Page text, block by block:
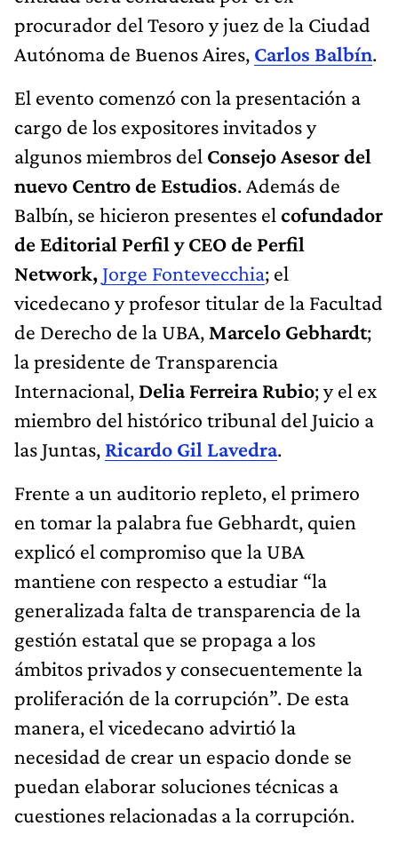
procurador del Tesoro y juez de la Ciudad
Autónoma de Buenos Aires, Carlos Balbín.
El evento comenzó con la presentación a
cargo de los expositores invitados y
algunos miembros del Consejo Asesor del
nuevo Centro de Estudios. Además de
Balbín, se hicieron presentes el cofundador
de Editorial Perfil y CEO de Perfil
Network, Jorge Fontevecchia; el
vicedecano y profesor titular de la Facultad
de Derecho de la UBA, Marcelo Gebhardt;
la presidente de Transparencia
Internacional, Delia Ferreira Rubio; y el ex
miembro del histórico tribunal del Juicio a
las Juntas, Ricardo Gil Lavedra.
Frente a un auditorio repleto, el primero
en tomar la palabra fue Gebhardt, quien
explicó el compromiso que la UBA
mantiene con respecto a estudiar “la
generalizada falta de transparencia de la
gestión estatal que se propaga a los
ámbitos privados y consecuentemente la
proliferación de la corrupción”. De esta
manera, el vicedecano advirtió la
necesidad de crear un espacio donde se
puedan elaborar soluciones técnicas a
cuestiones relacionadas a la corrupción.